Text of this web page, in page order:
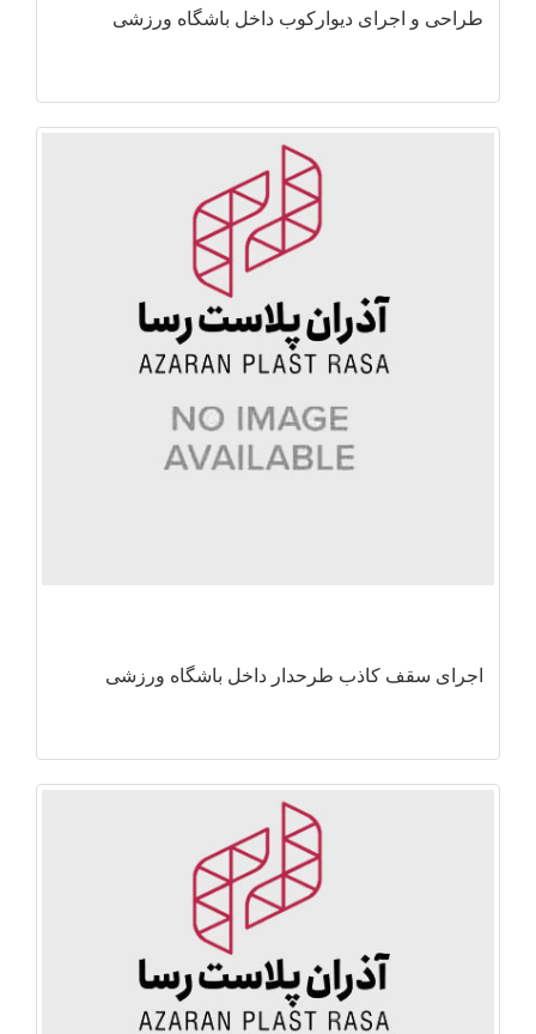
طراحی و اجرای دیوارکوب داخل باشگاه ورزشی
اجرای سقف کاذب طرحدار داخل باشگاه ورزشی